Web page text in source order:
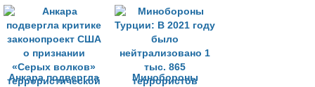
продолжаться по-
другому
группировок
Анкара подвергла
Минобороны